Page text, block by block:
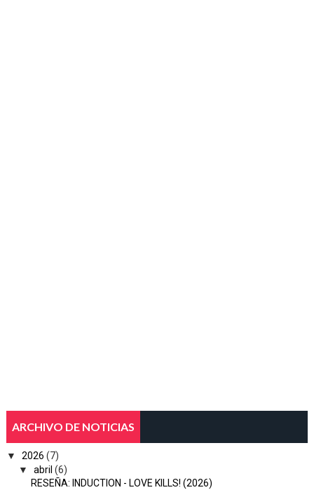
ARCHIVO DE NOTICIAS
▼ 2026 (7)
▼
abril (6)
RESEÑA: INDUCTION - LOVE KILLS! (2026)